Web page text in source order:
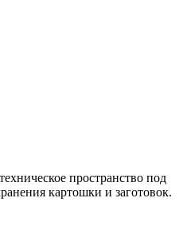
пространство под
картошки и заготовок.